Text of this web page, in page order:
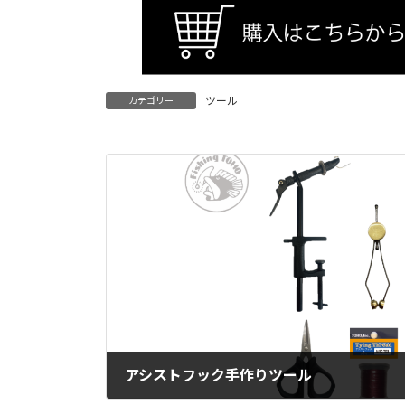
カテゴリー ツール
アシストフック手作りツール